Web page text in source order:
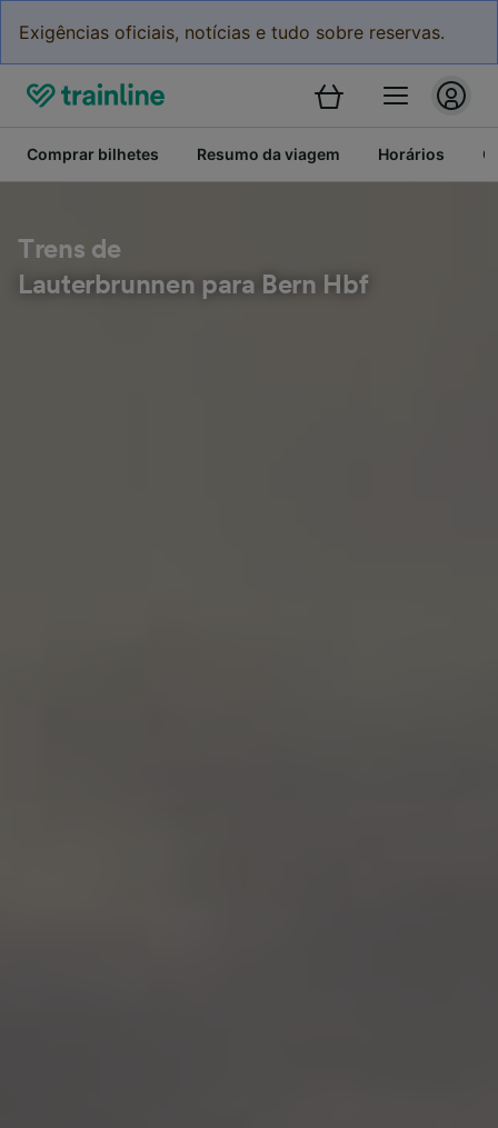
Exigências oficiais, notícias e tudo sobre reservas.
Comprar bilhetes Resumo da viagem Horários
Trens de
Lauterbrunnen para Bern Hbf